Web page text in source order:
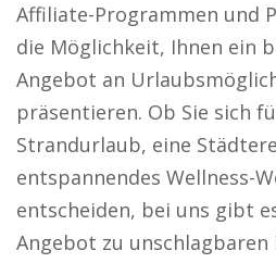
Affiliate-Programmen und
die Möglichkeit, Ihnen ein
Angebot an
präsentieren. Ob Sie sich
Strandurlaub, eine
entspannendes Wellness-
entscheiden, bei uns gibt
Angebot zu unschlagbaren